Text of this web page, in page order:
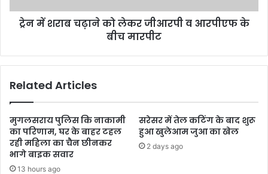
ट्रेन में शराब चढ़ाने को लेकर जीआरपी व आरपीएफ के
बीच मारपीट
Related Articles
मुगलसराय पुलिस कि नाकामी
का परिणाम, घर के बाहर टहल
रही महिला का चैन छीनकर
भागे बाइक सवार
13 hours ago
सरेसर में तेल कटिंग के बाद शुरू
हुआ खुलेआम जुआ का खेल
2 days ago